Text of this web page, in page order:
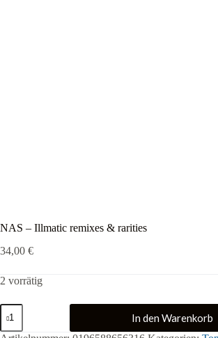
NAS – Illmatic remixes & rarities
34,00 €
2 vorrätig
NAS
Illmatic
In den Warenkorb